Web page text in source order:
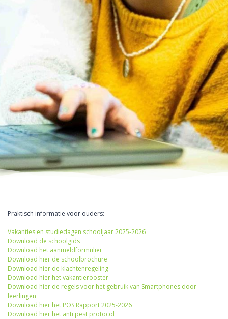
Praktisch informatie voor ouders:
Vakanties en studiedagen schooljaar 2025-2026
Download de schoolgids
Download het aanmeldformulier
Download hier de schoolbrochure
Download hier de klachtenregeling
Download hier het vakantierooster
Download hier de regels voor het gebruik van Smartphones door
leerlingen
Download hier het POS Rapport 2025-2026
Download hier het anti pest protocol